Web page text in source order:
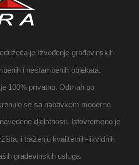
je Izvođenje građevinskih
i nestambenih objekata.
100% privatno. Odmah po
se sa nabavkom moderne
djelatnosti. Istovremeno je
i traženju kvalitetnih-likvidnih
građevinskih usluga.